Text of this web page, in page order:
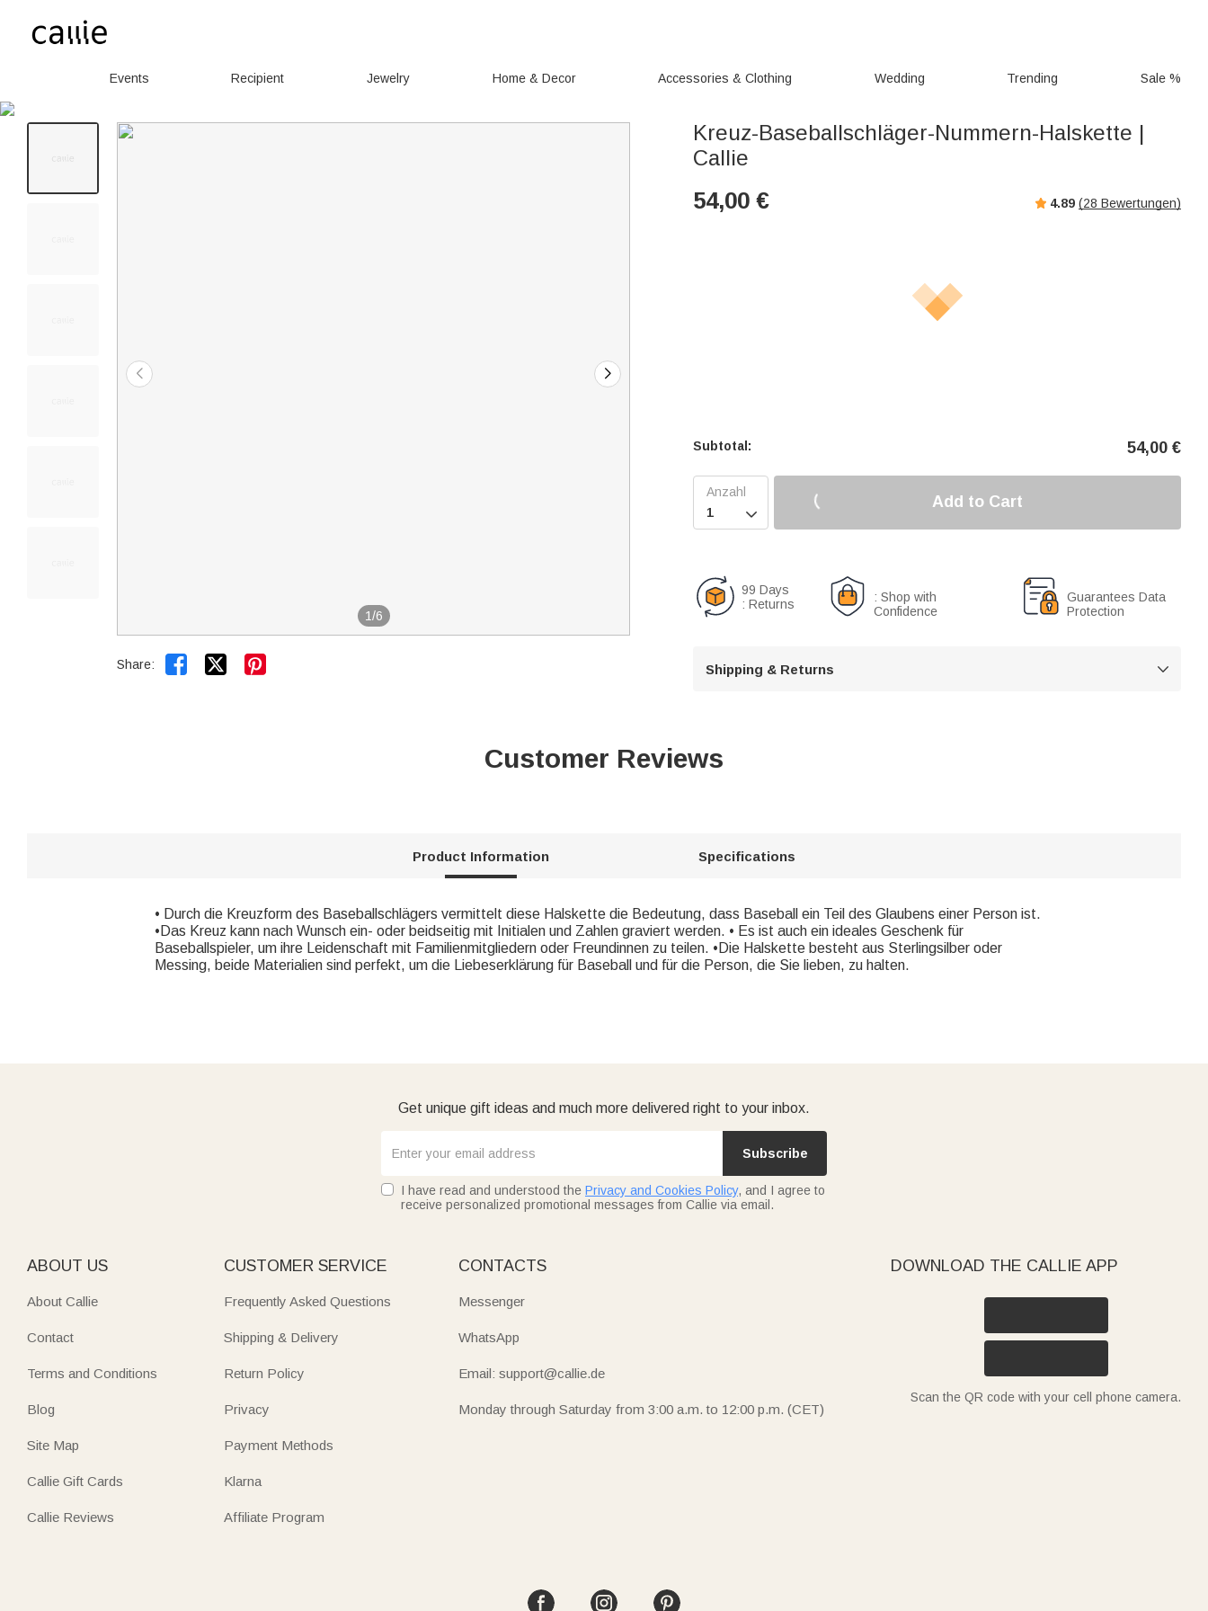
Events Recipient Jewelry Home & Decor Accessories & Clothing Wedding Trending Sale %
1/6
Share:  
Kreuz-Baseballschläger-Nummern-Halskette |
Callie
54,00 € 4.89 (28 Bewertungen)
Subtotal: 54,00 €

Add to Cart
99 Days
: Returns
: Shop with
Confidence
Guarantees Data
Protection
Shipping & Returns 
Customer Reviews
Product Information Specifications
• Durch die Kreuzform des Baseballschlägers vermittelt diese Halskette die Bedeutung, dass Baseball ein Teil des Glaubens einer Person ist.
•Das Kreuz kann nach Wunsch ein- oder beidseitig mit Initialen und Zahlen graviert werden. • Es ist auch ein ideales Geschenk für
Baseballspieler, um ihre Leidenschaft mit Familienmitgliedern oder Freundinnen zu teilen. •Die Halskette besteht aus Sterlingsilber oder
Messing, beide Materialien sind perfekt, um die Liebeserklärung für Baseball und für die Person, die Sie lieben, zu halten.
Get unique gift ideas and much more delivered right to your inbox.
Subscribe
I have read and understood the Privacy and Cookies Policy, and I agree to
receive personalized promotional messages from Callie via email.
ABOUT US
About Callie
Contact
Terms and Conditions
Blog
Site Map
Callie Gift Cards
Callie Reviews
CUSTOMER SERVICE
Frequently Asked Questions
Shipping & Delivery
Return Policy
Privacy
Payment Methods
Klarna
Affiliate Program
CONTACTS
Messenger
WhatsApp
Email: support@callie.de
Monday through Saturday from 3:00 a.m. to 12:00 p.m. (CET)
DOWNLOAD THE CALLIE APP
Scan the QR code with your cell phone camera.